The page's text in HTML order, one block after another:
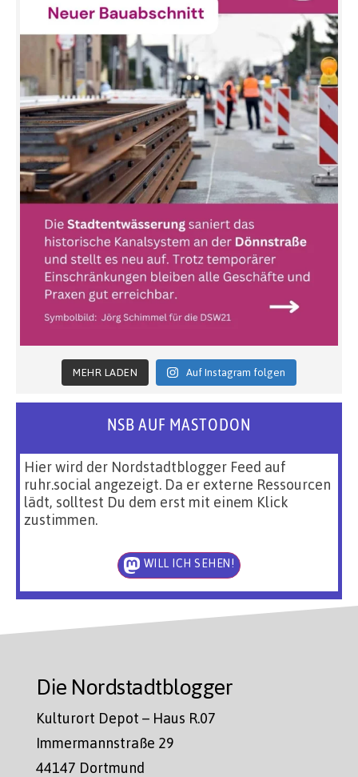
MEHR LADEN Auf Instagram folgen
NSB AUF MASTODON
Hier wird der Nordstadtblogger Feed auf
ruhr.social angezeigt. Da er externe Ressourcen
lädt, solltest Du dem erst mit einem Klick
zustimmen.
WILL ICH SEHEN!
Die Nordstadtblogger
Kulturort Depot – Haus R.07
Immermannstraße 29
44147 Dortmund